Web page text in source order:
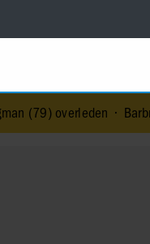
•Barbra Streisand